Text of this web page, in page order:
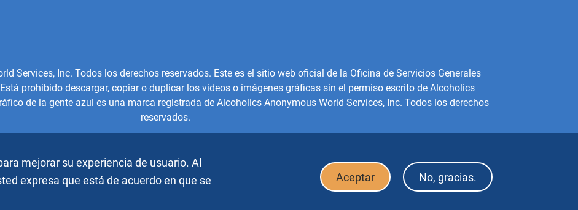
Services, Inc. Todos los derechos reservados. Este es el sitio web oficial de la Oficina de Servicios Generales
prohibido descargar, copiar o duplicar los videos o imágenes gráficas sin el permiso escrito de Alcoholics
de la gente azul es una marca registrada de Alcoholics Anonymous World Services, Inc. Todos los derechos
reservados.
mejorar su experiencia de usuario. Al
expresa que está de acuerdo en que se
Aceptar No, gracias.